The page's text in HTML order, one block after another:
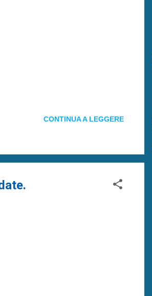
CONTINUA A LEGGERE